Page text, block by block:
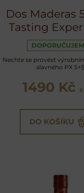
Dos Maderas
Tasting
Nechte se provést
slavného PX 5+5
1490 Kč s
DO KOŠÍKU